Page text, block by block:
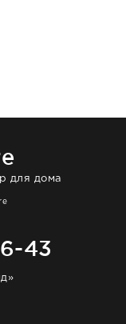
Выглядит
для дома
43